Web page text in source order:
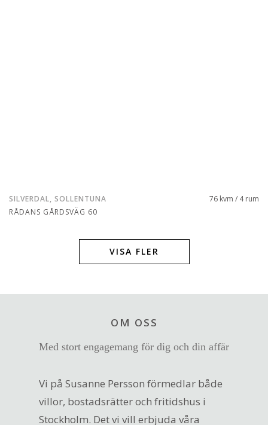
SILVERDAL, SOLLENTUNA
RÅDANS GÅRDSVÄG 60
76 kvm / 4 rum
VISA FLER
OM OSS
Med stort engagemang för dig och din affär
Vi på Susanne Persson förmedlar både
villor, bostadsrätter och fritidshus i
Stockholm. Det vi vill erbjuda våra